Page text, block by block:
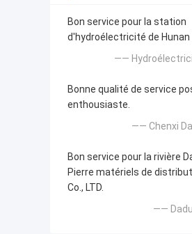
Bon service pour la station
d'hydroélectricité de Hunan
——
Bonne qualité de service
enthousiaste.
—— Chenxi
Bon service pour la rivière
Pierre matériels de
Co., LTD.
——